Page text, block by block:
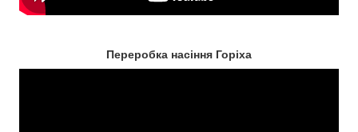
Переробка насіння Горіха